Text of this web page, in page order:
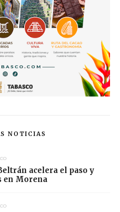
NOTICIAS
acelera el paso y
en Morena